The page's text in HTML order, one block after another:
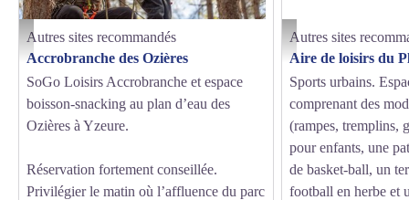
Accrobranche des Ozières_Yzeure - Sogo Loisirs
Autres sites recommandés
Accrobranche des Ozières
SoGo Loisirs Accrobranche et espace
boisson-snacking au plan d’eau des
Ozières à Yzeure.
Réservation fortement conseillée.
Privilégier le matin où l’affluence du parc
loisirs-yzeure-
Autres sites
Aire de loisirs du
Sports urbains.
comprenant des
(rampes, tremplins,
pour enfants, une
de basket-ball, un
football en herbe et